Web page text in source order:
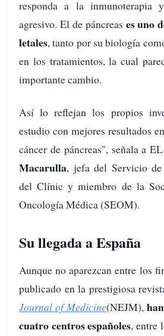
responda a la inmunoterapia
agresivo. El de páncreas es uno
letales, tanto por su biología
en los tratamientos, la cual
importante cambio.
Así lo reflejan los propios
estudio con mejores resultados
cáncer de páncreas", señala a
Macarulla, jefa del Servicio
del Clínic y miembro de la
Oncología Médica (SEOM).
Su llegada a España
Aunque no aparezcan entre los
publicado en la prestigiosa
Journal of Medicine(NEJM),
cuatro centros españoles, entre